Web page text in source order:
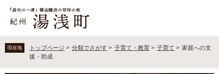
の
先
ー
を現在地 トップページ > 分類でさがす > 子育て・教育 > 子育て > 家庭への支
援・助成